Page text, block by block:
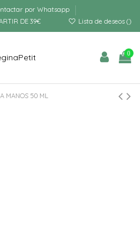
por Whatsapp
DE 39€
Lista de deseos ()
0
MANOS 50 ML